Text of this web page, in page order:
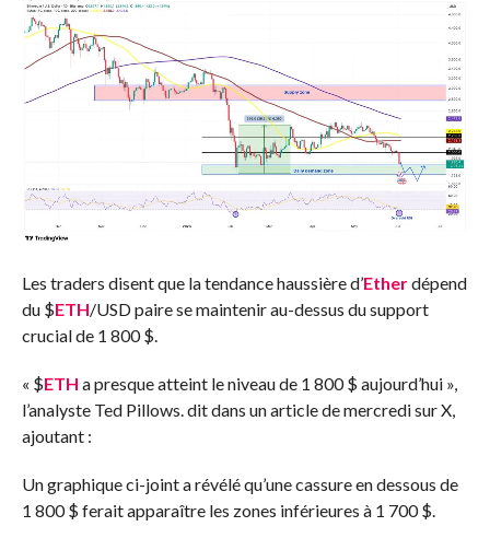
Les traders disent que la tendance haussière d’Etherdépend
du $ETH/USD pairese maintenir au-dessus du support
crucial de 1 800 $.
« $ETH a presque atteint le niveau de 1 800 $ aujourd’hui »,
l’analyste Ted Pillows.ditdans un article de mercredi sur X,
ajoutant :
Un graphique ci-joint a révélé qu’une cassure en dessous de
1 800 $ ferait apparaître les zones inférieures à 1 700 $.